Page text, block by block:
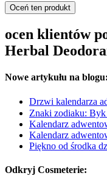
Oceń ten produkt
ocen klientów
Herbal
Nowe artykułu na blogu:
Drzwi kalendarza
Znaki zodiaku:
Kalendarz
Kalendarz
Piękno od środka
Odkryj Cosmeterie: